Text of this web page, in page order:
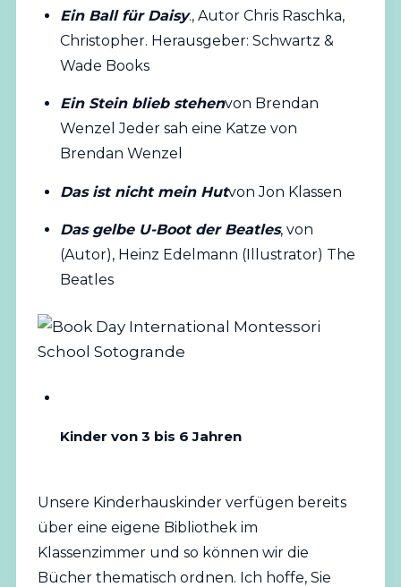
Ein Ball für Daisy., Autor Chris Raschka,
Christopher. Herausgeber: Schwartz &
Wade Books
Ein Stein blieb stehenvon Brendan
Wenzel Jeder sah eine Katze von
Brendan Wenzel
Das ist nicht mein Hutvon Jon Klassen
Das gelbe U-Boot der Beatles, von
(Autor), Heinz Edelmann (Illustrator) The
Beatles
Kinder von 3 bis 6 Jahren
Unsere Kinderhauskinder verfügen bereits
über eine eigene Bibliothek im
Klassenzimmer und so können wir die
Bücher thematisch ordnen. Ich hoffe, Sie